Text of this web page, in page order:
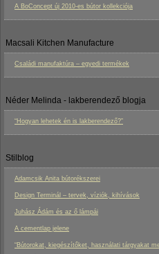
A BoConcept új 2010-es bútor kollekciója
Macsali Kitchen Manufacture
Családi manufaktúra – egyedi termékek
Néder Melinda - lakberendező blogja
“Hogyan lehetek én is lakberendező?”
Stilblog
Adamcsik Anita bútorékszerei
Design Terminál – tervek, víziók, kihívások
Juhász Ádám és az ő lámpái
A cementlap jelene
“Bútorokat, kiegészítőket, használati tárgyakat